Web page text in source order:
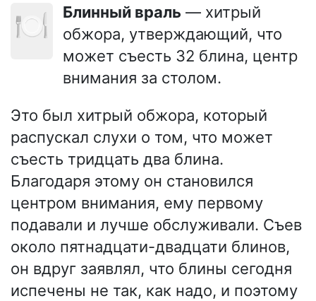
🍽️ Блинный враль — хитрый
обжора, утверждающий, что
может съесть 32 блина, центр
внимания за столом.
Это был хитрый обжора, который
распускал слухи о том, что может
съесть тридцать два блина.
Благодаря этому он становился
центром внимания, ему первому
подавали и лучше обслуживали. Съев
около пятнадцати-двадцати блинов,
он вдруг заявлял, что блины сегодня
испечены не так, как надо, и поэтому